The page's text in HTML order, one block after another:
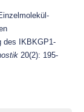
des IKBKGP1-
20(2): 195-